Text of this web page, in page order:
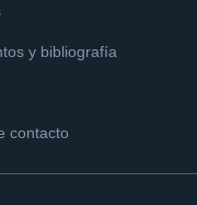
y bibliografía
contacto